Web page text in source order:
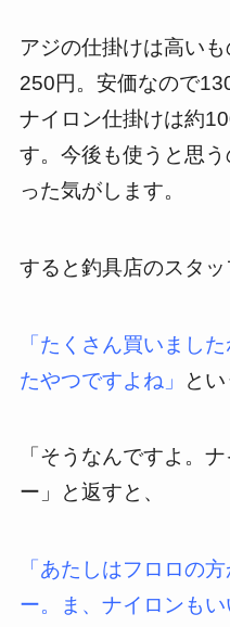
アジの仕掛けは高い
250円。安価なので
ナイロン仕掛けは約
す。今後も使うと思
った気がします。
すると釣具店のスタッ
「たくさん買いまし
たやつですよね」
とい
「そうなんですよ。
ー」と返すと、
「あたしはフロロの
ー。ま、ナイロンもい